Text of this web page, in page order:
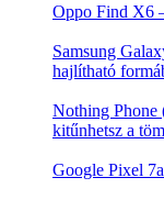
Oppo Find X6
Samsung
hajlítható
Nothing Phone
kitűnhetsz a
Google Pixel